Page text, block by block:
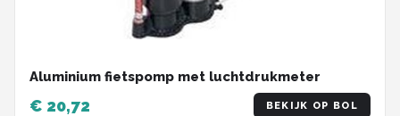
Aluminium fietspomp met luchtdrukmeter
€ 20,72 BEKIJK OP BOL